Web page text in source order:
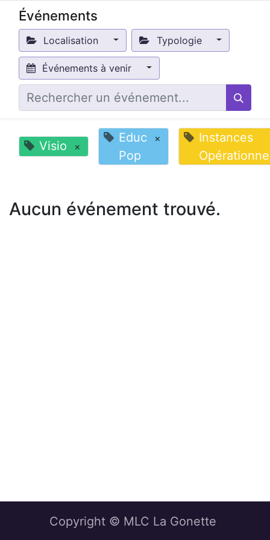
Événements
Localisation Typologie
Événements à venir
Visio ×
Educ
Pop
×
Instances
Aucun événement trouvé.
Copyright © MLC La Gonette